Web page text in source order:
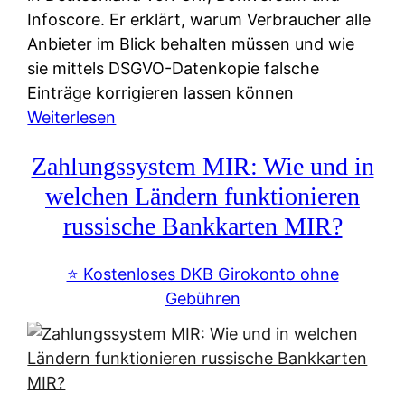
Infoscore. Er erklärt, warum Verbraucher alle
Anbieter im Blick behalten müssen und wie
sie mittels DSGVO-Datenkopie falsche
Einträge korrigieren lassen können
Weiterlesen
c
h
u
f
-
l
t
Zahlungssystem MIR: Wie und in
welchen Ländern funktionieren
russische Bankkarten MIR?
⭐️ Kostenloses DKB Girokonto ohne
Gebühren